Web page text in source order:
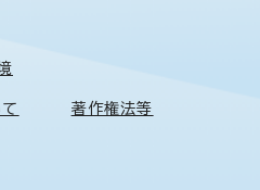
著作権法等